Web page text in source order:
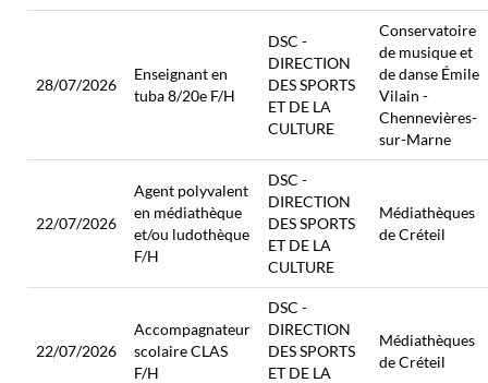
28/07/2026
Enseignant en
tuba 8/20e F/H
DSC -
DIRECTION
DES SPORTS
ET DE LA
CULTURE
Conservatoire
de musique et
de danse Émile
Vilain -
Chennevières-
sur-Marne
22/07/2026
Agent polyvalent
en médiathèque
et/ou ludothèque
F/H
DSC -
DIRECTION
DES SPORTS
ET DE LA
CULTURE
Médiathèques
de Créteil
22/07/2026
Accompagnateur
scolaire CLAS
F/H
DSC -
DIRECTION
DES SPORTS
ET DE LA
Médiathèques
de Créteil